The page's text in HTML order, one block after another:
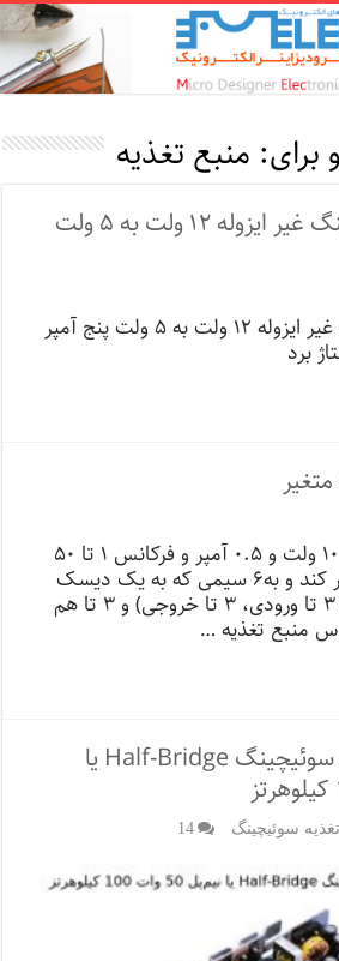
منبع تغذیه
منبع تغذیه سویچینگ غیر ایزوله ۱۲ ولت به ۵ ولت
منبع تغذیه سویچینگ غیر ایزوله ۱۲ ولت به ۵ ولت پنج آمپر
برد
منبع تغذیه متغیر تا ۱۰۰ ولت و ۰.۵ آمپر و فرکانس ۱ تا ۵۰
هرتز که ۲ تا ۲ تا تغییر کند و به۶ سیمی که به یک دیسک
آهنی متصل هستند.( ۳ تا ورودی، ۳ تا خروجی) و ۳ تا هم
طراحی منبع تغذیه سوئیچینگ Half-Bridge یا
سوئیچینگ 14